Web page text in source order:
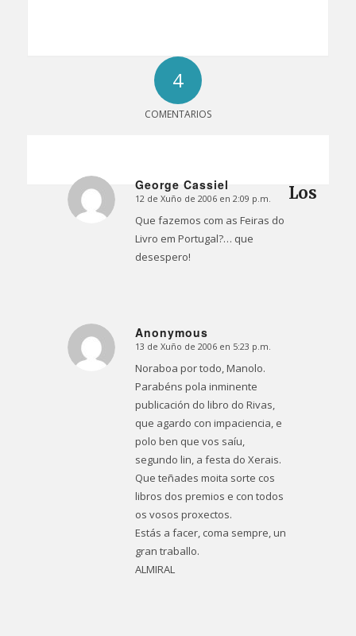
4
COMENTARIOS
George Cassiel
Dice:
12 de Xuño de 2006 en 2:09 p.m.
Que fazemos com as Feiras do
Livro em Portugal?… que
desespero!
Anonymous
Dice:
13 de Xuño de 2006 en 5:23 p.m.
Noraboa por todo, Manolo.
Parabéns pola inminente
publicación do libro do Rivas,
que agardo con impaciencia, e
polo ben que vos saíu,
segundo lin, a festa do Xerais.
Que teñades moita sorte cos
libros dos premios e con todos
os vosos proxectos.
Estás a facer, coma sempre, un
gran traballo.
ALMIRAL
Los